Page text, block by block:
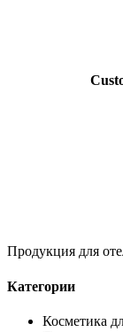
Продукция для
Категории
Косметика